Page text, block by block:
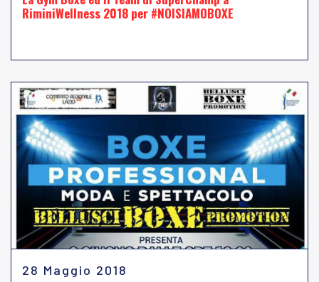
RiminiWellness 2018 per #NOISIAMOBOXE
28 Maggio 2018